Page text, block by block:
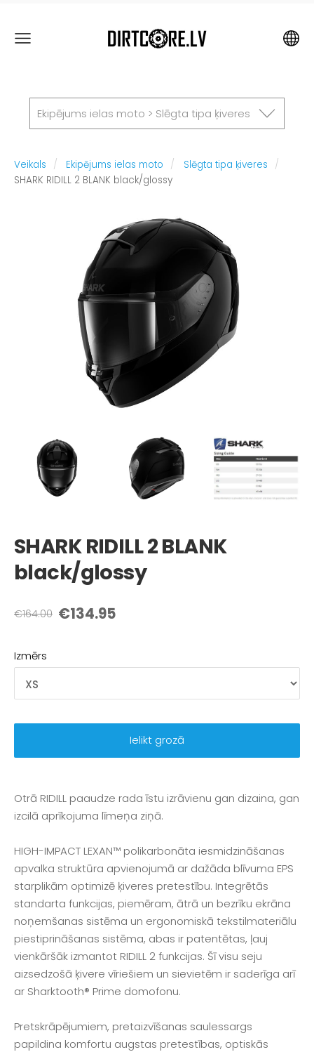
Ekipējums ielas moto > Slēgta tipa ķiveres
Veikals Ekipējums ielas moto
Slēgta tipa ķiveres
SHARK RIDILL 2 BLANK black/glossy
SHARK RIDILL 2 BLANK
black/glossy
€164.00 €134.95
Izmērs
Ielikt grozā
Otrā RIDILL paaudze rada īstu izrāvienu gan dizaina, gan
izcilā aprīkojuma līmeņa ziņā.
HIGH-IMPACT LEXAN™ polikarbonāta iesmidzināšanas
apvalka struktūra apvienojumā ar dažāda blīvuma EPS
starplikām optimizē ķiveres pretestību. Integrētās
standarta funkcijas, piemēram, ātrā un bezrīku ekrāna
noņemšanas sistēma un ergonomiskā tekstilmateriālu
piestiprināšanas sistēma, abas ir patentētas, ļauj
vienkāršāk izmantot RIDILL 2 funkcijas. Šī visu seju
aizsedzošā ķivere vīriešiem un sievietēm ir saderīga arī
ar Sharktooth® Prime domofonu.
Pretskrāpējumiem, pretaizvīšanas saulessargs
papildina komfortu augstas pretestības, optiskās